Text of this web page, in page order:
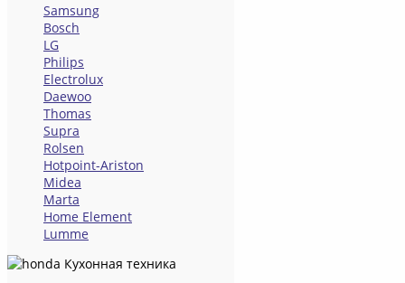
Samsung
Bosch
LG
Philips
Electrolux
Daewoo
Thomas
Supra
Rolsen
Hotpoint-Ariston
Midea
Marta
Home Element
Lumme
Кухонная техника